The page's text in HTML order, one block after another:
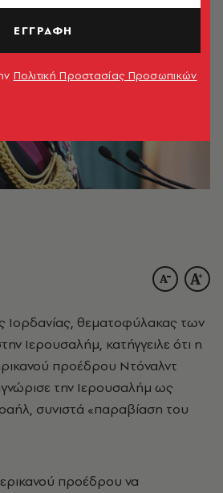
Ιορδανίας, θεματοφύλακας των
Ιερουσαλήμ, κατήγγειλε ότι η
προέδρου Ντόναλντ
την Ιερουσαλήμ ως
συνιστά «παραβίαση του
προέδρου να
ΕΓΓΡΑΦΗ
Πολιτική Προστασίας Προσωπικών